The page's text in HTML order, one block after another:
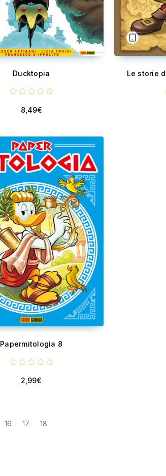
Ducktopia
8,49€
Le storie
Papermitologia 8
2,99€
16 17 18